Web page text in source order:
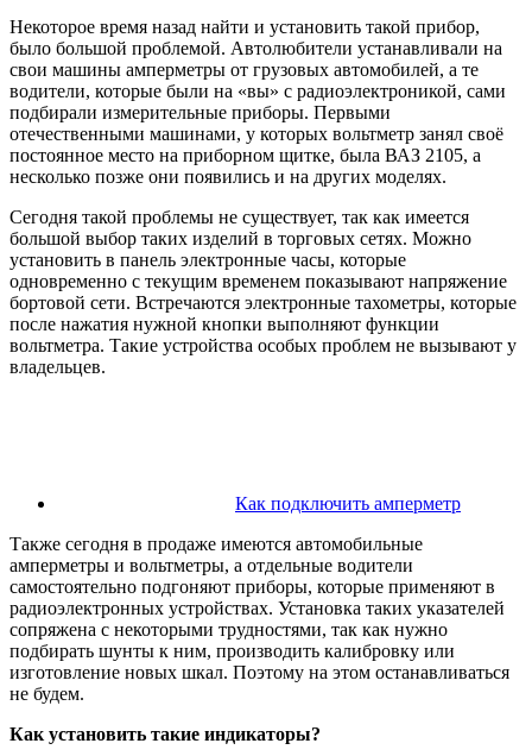
Некоторое время назад найти и установить такой прибор,
было большой проблемой. Автолюбители устанавливали на
свои машины амперметры от грузовых автомобилей, а те
водители, которые были на «вы» с радиоэлектроникой, сами
подбирали измерительные приборы. Первыми
отечественными машинами, у которых вольтметр занял своё
постоянное место на приборном щитке, была ВАЗ 2105, а
несколько позже они появились и на других моделях.
Сегодня такой проблемы не существует, так как имеется
большой выбор таких изделий в торговых сетях. Можно
установить в панель электронные часы, которые
одновременно с текущим временем показывают напряжение
бортовой сети. Встречаются электронные тахометры, которые
после нажатия нужной кнопки выполняют функции
вольтметра. Такие устройства особых проблем не вызывают у
владельцев.
Как подключить амперметр
Также сегодня в продаже имеются автомобильные
амперметры и вольтметры, а отдельные водители
самостоятельно подгоняют приборы, которые применяют в
радиоэлектронных устройствах. Установка таких указателей
сопряжена с некоторыми трудностями, так как нужно
подбирать шунты к ним, производить калибровку или
изготовление новых шкал. Поэтому на этом останавливаться
не будем.
Как установить такие индикаторы?